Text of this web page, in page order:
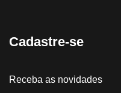
Cadastre-se
Receba as novidades